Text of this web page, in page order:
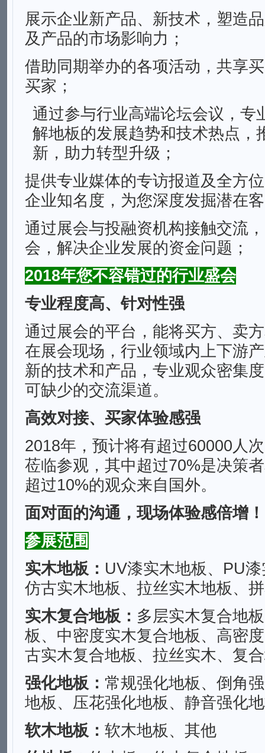
展示企业新产品、新技术，塑造
及产品的市场影响⼒；
借助同期举办的各项活动，共享
买家；
通过参与⾏业⾼端论坛会议，专
解地板的发展趋势和技术热点，
新，助⼒转型升级；
提供专业媒体的专访报道及全⽅
企业知名度，为您深度发掘潜在
通过展会与投融资机构接触交流
会，解决企业发展的资⾦问题；
2018年您不容错过的行业盛会
专业程度高、针对性强
通过展会的平台，能将买方、卖
在展会现场，行业领域内上下游
新的技术和产品，专业观众密集
可缺少的交流渠道。
高效对接、买家体验感强
2018年，预计将有超过60000人
莅临参观，其中超过70%是决策
超过10%的观众来自国外。
面对面的沟通，现场体验感倍增！
参展范围
实木地板： UV漆实木地板、PU
仿古实木地板、拉丝实木地板、
实木复合地板： 多层实木复合地
板、中密度实木复合地板、高密
古实木复合地板、拉丝实木、复
强化地板： 常规强化地板、倒角
地板、压花强化地板、静音强化
软木地板： 软木地板、其他